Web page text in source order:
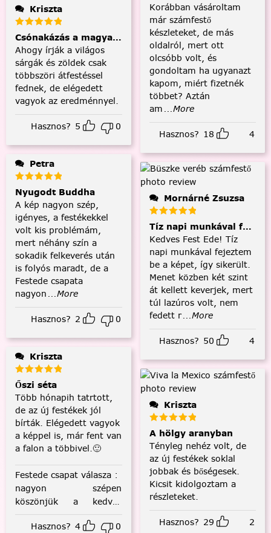
Kriszta
Csónakázás a magyar tengeren
Ahogy írják a világos
sárgák és zöldek csak
többszöri átfestéssel
fednek, de elégedett
vagyok az eredménnyel.
Hasznos? 5 0
Petra
Nyugodt Buddha
A kép nagyon szép,
igényes, a festékekkel
volt kis problémám,
mert néhány szín a
sokadik felkeverés után
is folyós maradt, de a
Festede csapata
nagyon ...More
Hasznos? 2 0
Kriszta
Őszi séta
Több hónapih tatrtott,
de az új festékek jól
bírták. Elégedett vagyok
a képpel is, már fent van
a falon a többivel.🙂
Festede csapat válasza :
nagyon szépen
köszönjük a kedves
visszajelzést! :)
Hasznos? 4 0
Korábban vásároltam
már számfestő
készleteket, de más
oldalról, mert ott
olcsóbb volt, és
gondoltam ha ugyanazt
kapom, miért fizetnék
többet? Aztán
am ...More
Hasznos? 18 4
Mornárné Zsuzsa
Tíz napi munkával
Kedves Fest Ede! Tíz
napi munkával fejeztem
be a képet, így sikerült.
Menet közben két szint
át kellett keverjek, mert
túl lazúros volt, nem
fedett r...More
Hasznos? 50 4
Kriszta
A hölgy aranyban
Tényleg nehéz volt, de
az új festékek soklal
jobbak és bőségesek.
Kicsit kidolgoztam a
részleteket.
Hasznos? 29 2